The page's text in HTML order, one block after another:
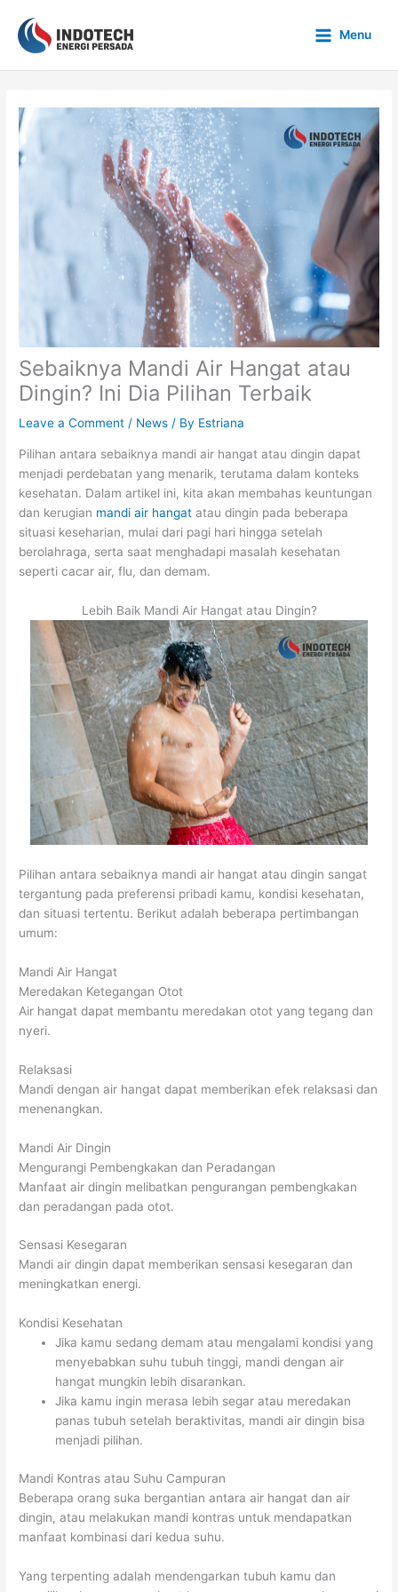
content
Menu
Sebaiknya Mandi Air Hangat atau
Dingin? Ini Dia Pilihan Terbaik
Leave a Comment / News / By Estriana
Pilihan antara sebaiknya mandi air hangat atau dingin dapat
menjadi perdebatan yang menarik, terutama dalam konteks
kesehatan. Dalam artikel ini, kita akan membahas keuntungan
dan kerugian mandi air hangat atau dingin pada beberapa
situasi keseharian, mulai dari pagi hari hingga setelah
berolahraga, serta saat menghadapi masalah kesehatan
seperti cacar air, flu, dan demam.
Lebih Baik Mandi Air Hangat atau Dingin?
Pilihan antara sebaiknya mandi air hangat atau dingin sangat
tergantung pada preferensi pribadi kamu, kondisi kesehatan,
dan situasi tertentu. Berikut adalah beberapa pertimbangan
umum:
Mandi Air Hangat
Meredakan Ketegangan Otot
Air hangat dapat membantu meredakan otot yang tegang dan
nyeri.
Relaksasi
Mandi dengan air hangat dapat memberikan efek relaksasi dan
menenangkan.
Mandi Air Dingin
Mengurangi Pembengkakan dan Peradangan
Manfaat air dingin melibatkan pengurangan pembengkakan
dan peradangan pada otot.
Sensasi Kesegaran
Mandi air dingin dapat memberikan sensasi kesegaran dan
meningkatkan energi.
Kondisi Kesehatan
Jika kamu sedang demam atau mengalami kondisi yang
menyebabkan suhu tubuh tinggi, mandi dengan air
hangat mungkin lebih disarankan.
Jika kamu ingin merasa lebih segar atau meredakan
panas tubuh setelah beraktivitas, mandi air dingin bisa
menjadi pilihan.
Mandi Kontras atau Suhu Campuran
Beberapa orang suka bergantian antara air hangat dan air
dingin, atau melakukan mandi kontras untuk mendapatkan
manfaat kombinasi dari kedua suhu.
Yang terpenting adalah mendengarkan tubuh kamu dan